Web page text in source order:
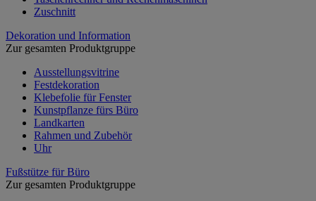
Zuschnitt
Dekoration und Information
Zur gesamten Produktgruppe
Ausstellungsvitrine
Festdekoration
Klebefolie für Fenster
Kunstpflanze fürs Büro
Landkarten
Rahmen und Zubehör
Uhr
Fußstütze für Büro
Zur gesamten Produktgruppe